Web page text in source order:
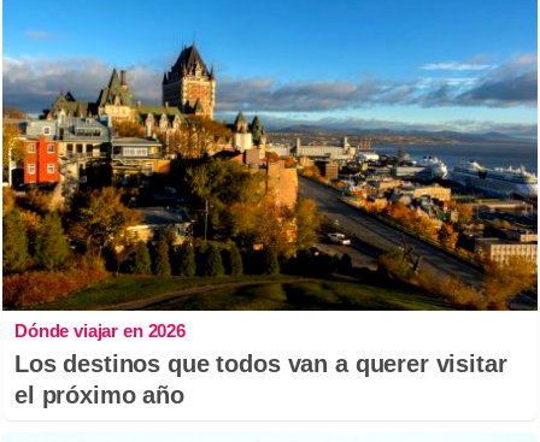
Dónde viajar en 2026
Los destinos que todos van a querer visitar
el próximo año